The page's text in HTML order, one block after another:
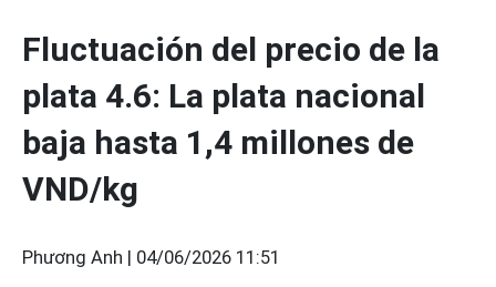
Fluctuación del precio de la
plata 4.6: La plata nacional
baja hasta 1,4 millones de
VND/kg
Phương Anh | 04/06/2026 11:51